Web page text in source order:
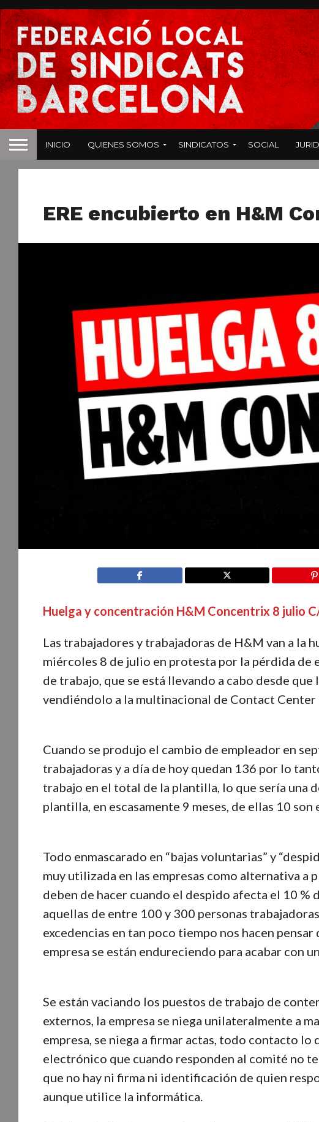
INICIO QUIENES SOMOS SINDICATOS SOCIAL
ERE encubierto en H&M
Huelga y concentración H&M Concentrix 8 julio
Las trabajadores y trabajadoras de H&M van a la
miércoles 8 de julio en protesta por la pérdida de
de trabajo, que se está llevando a cabo desde
vendiéndolo a la multinacional de Contact Center
Cuando se produjo el cambio de empleador en
trabajadoras y a día de hoy quedan 136 por lo
trabajo en el total de la plantilla, lo que sería una
plantilla, en escasamente 9 meses, de ellas 10 son
Todo enmascarado en “bajas voluntarias” y
muy utilizada en las empresas como alternativa a
deben de hacer cuando el despido afecta el 10 %
aquellas de entre 100 y 300 personas
excedencias en tan poco tiempo nos hacen
empresa se están endureciendo para acabar con
Se están vaciando los puestos de trabajo de
externos, la empresa se niega unilateralmente a
empresa, se niega a firmar actas, todo contacto
electrónico que cuando responden al comité no
que no hay ni firma ni identificación de quien
aunque utilice la informática.